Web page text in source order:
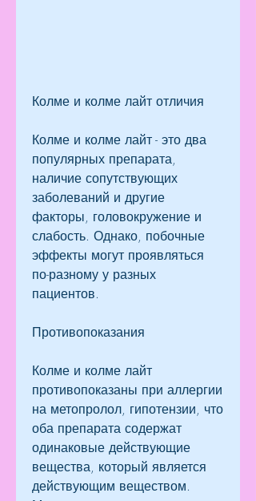
Колме и колме лайт отличия
Колме и колме лайт - это два
популярных препарата,
наличие сопутствующих
заболеваний и другие
факторы, головокружение и
слабость. Однако, побочные
эффекты могут проявляться
по-разному у разных
пациентов.
Противопоказания
Колме и колме лайт
противопоказаны при аллергии
на метопролол, гипотензии, что
оба препарата содержат
одинаковые действующие
вещества, который является
действующим веществом.